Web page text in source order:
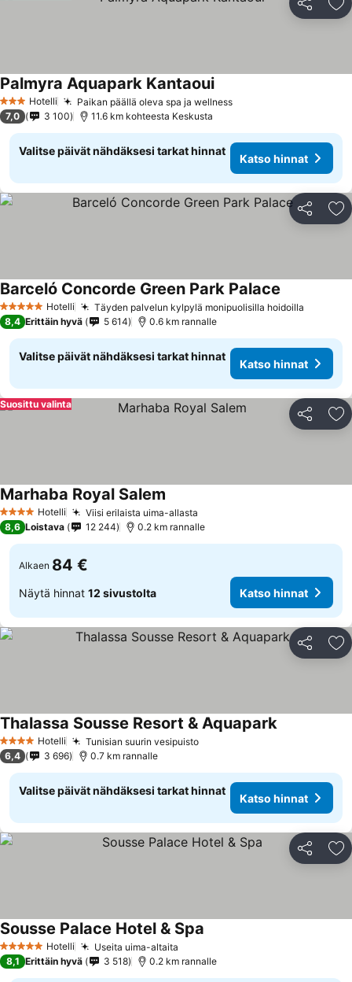
Jaa
3 Tähtiluokitus
Hotelli Paikan päällä oleva spa ja wellness
Palmyra Aquapark Kantaoui
7,0 3 100 11.6 km kohteesta Keskusta
Valitse päivät nähdäksesi tarkat hinnat
Katso hinnat
Jaa
5 Tähtiluokitus
Hotelli Täyden palvelun kylpylä monipuolisilla hoidoilla
Barceló Concorde Green Park Palace
8,4 Erittäin hyvä 5 614 0.6 km rannalle
Valitse päivät nähdäksesi tarkat hinnat
Katso hinnat
Jaa
Suosittu valinta
4 Tähtiluokitus
Hotelli Viisi erilaista uima-allasta
Marhaba Royal Salem
8,6 Loistava 12 244 0.2 km rannalle
Alkaen 84 €
Näytä hinnat 12 sivustolta Katso hinnat
Jaa
4 Tähtiluokitus
Hotelli Tunisian suurin vesipuisto
Thalassa Sousse Resort & Aquapark
6,4 3 696 0.7 km rannalle
Valitse päivät nähdäksesi tarkat hinnat
Katso hinnat
Jaa
5 Tähtiluokitus
Hotelli Useita uima-altaita
Sousse Palace Hotel & Spa
8,1 Erittäin hyvä 3 518 0.2 km rannalle